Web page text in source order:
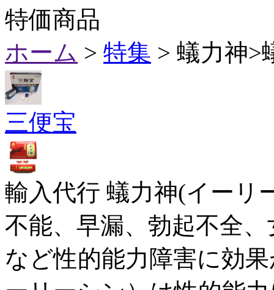
特価商品
ホーム > 特集 > 蟻力神>
三便宝
輸入代行 蟻力神(イーリ
不能、早漏、勃起不全
など性的能力障害に効